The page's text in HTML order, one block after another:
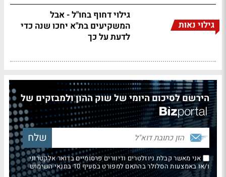
גילוי נאות
גילוי דחוף בחו"ל - אבל
המשקיעים בת"א יחכו שנה כדי
לדעת על כך
הירשם לסיכום היומי של שוק ההון ולמבזקים של
אני מאשר קבלת ניוזלטרים ודיוורים פרסומיים בדואר אלקטרוני
ו/או באמצעות הסלולר בהתאם למפורט בסעיף 10 בתנאי השימוש